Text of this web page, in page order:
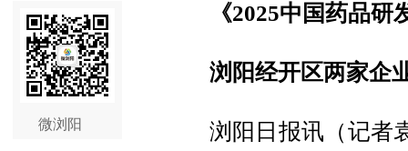
微浏阳
《2025中国药品
浏阳经开区两家企
浏阳日报讯（记者